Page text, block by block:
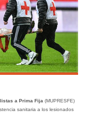
a Prima Fija(MUPRESFE)
sanitaria a los lesionados